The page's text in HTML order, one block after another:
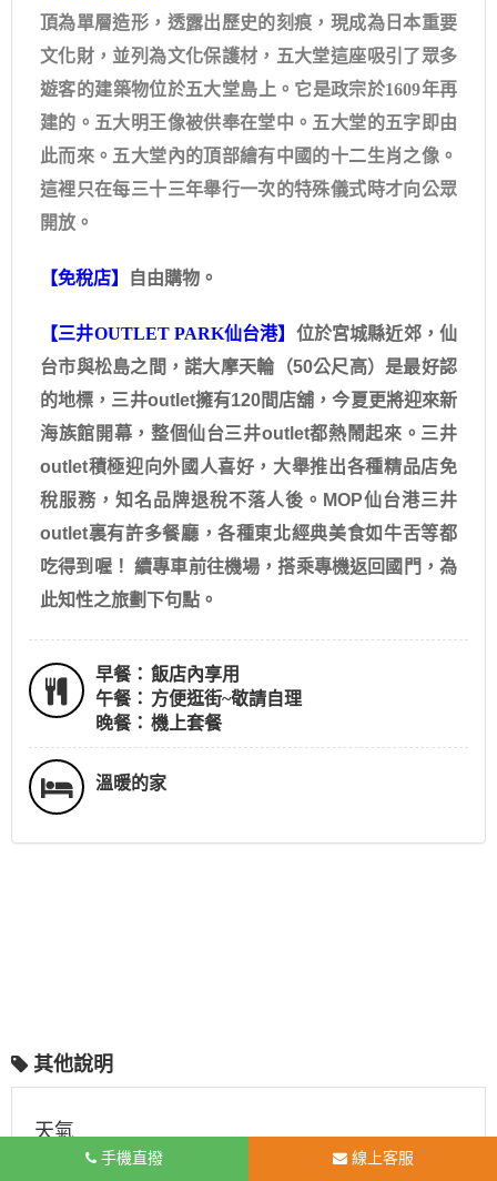
頂為單層造形，透露出歷史的刻痕，現成為日本重要
文化財，並列為文化保護材，五大堂這座吸引了眾多
遊客的建築物位於五大堂島上。它是政宗於1609年再
建的。五大明王像被供奉在堂中。五大堂的五字即由
此而來。五大堂內的頂部繪有中國的十二生肖之像。
這裡只在每三十三年舉行一次的特殊儀式時才向公眾
開放。
【免稅店】 自由購物。
【三井OUTLET PARK仙台港】 位於宮城縣近郊，仙
台市與松島之間，諾大摩天輪（50公尺高）是最好認
的地標，三井outlet擁有120間店舖，今夏更將迎來新
海族館開幕，整個仙台三井outlet都熱鬧起來。三井
outlet積極迎向外國人喜好，大舉推出各種精品店免
稅服務，知名品牌退稅不落人後。MOP仙台港三井
outlet裏有許多餐廳，各種東北經典美食如牛舌等都
吃得到喔！ 續專車前往機場，搭乘專機返回國門，為
此知性之旅劃下句點。
早餐： 飯店內享用
午餐： 方便逛街~敬請自理
晚餐： 機上套餐
溫暖的家
其他說明
天氣
請點選天氣參考網址
手機直撥 線上客服